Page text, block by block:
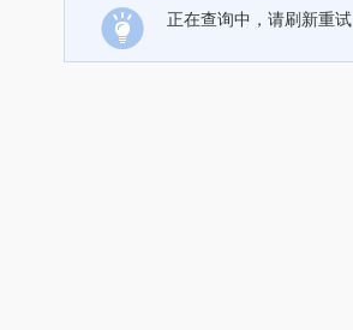
正在查询中，请刷新重试